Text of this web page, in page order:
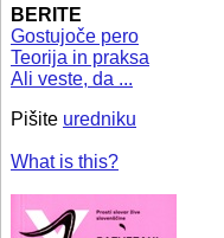
BERITE
Gostujoče pero
Teorija in praksa
Ali veste, da ...
Pišite uredniku
What is this?